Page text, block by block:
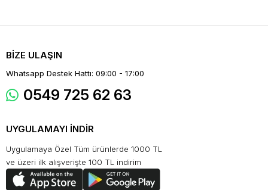
BİZE ULAŞIN
Whatsapp Destek Hattı: 09:00 - 17:00
0549 725 62 63
UYGULAMAYI İNDİR
Uygulamaya Özel Tüm ürünlerde 1000 TL
ve üzeri ilk alışverişte 100 TL indirim